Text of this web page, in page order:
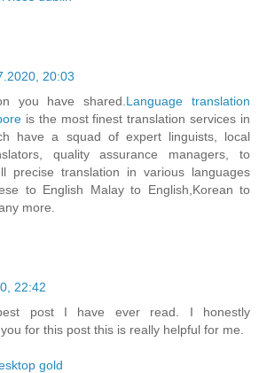
20:03
you have shared. Language translation
is the most finest translation services in
have a squad of expert linguists, local
quality assurance managers, to
precise translation in various languages
to English Malay to English,Korean to
more.
22:42
post I have ever read. I honestly
for this post this is really helpful for me.
gold